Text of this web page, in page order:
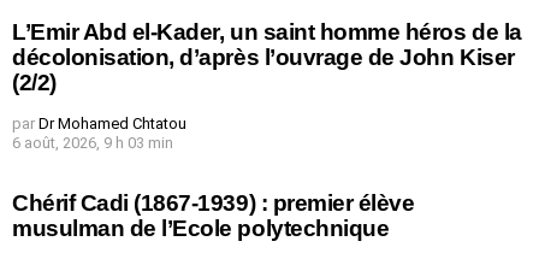
L’Emir Abd el-Kader, un saint homme héros de la
décolonisation, d’après l’ouvrage de John Kiser
(2/2)
par Dr Mohamed Chtatou
6 août, 2026, 9 h 03 min
Chérif Cadi (1867-1939) : premier élève
musulman de l’Ecole polytechnique